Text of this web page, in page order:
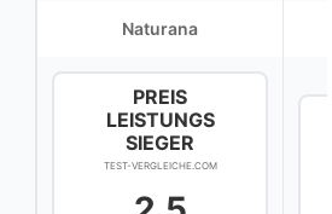
Naturana
PREIS
LEISTUNGS
SIEGER
TEST-VERGLEICHE.COM